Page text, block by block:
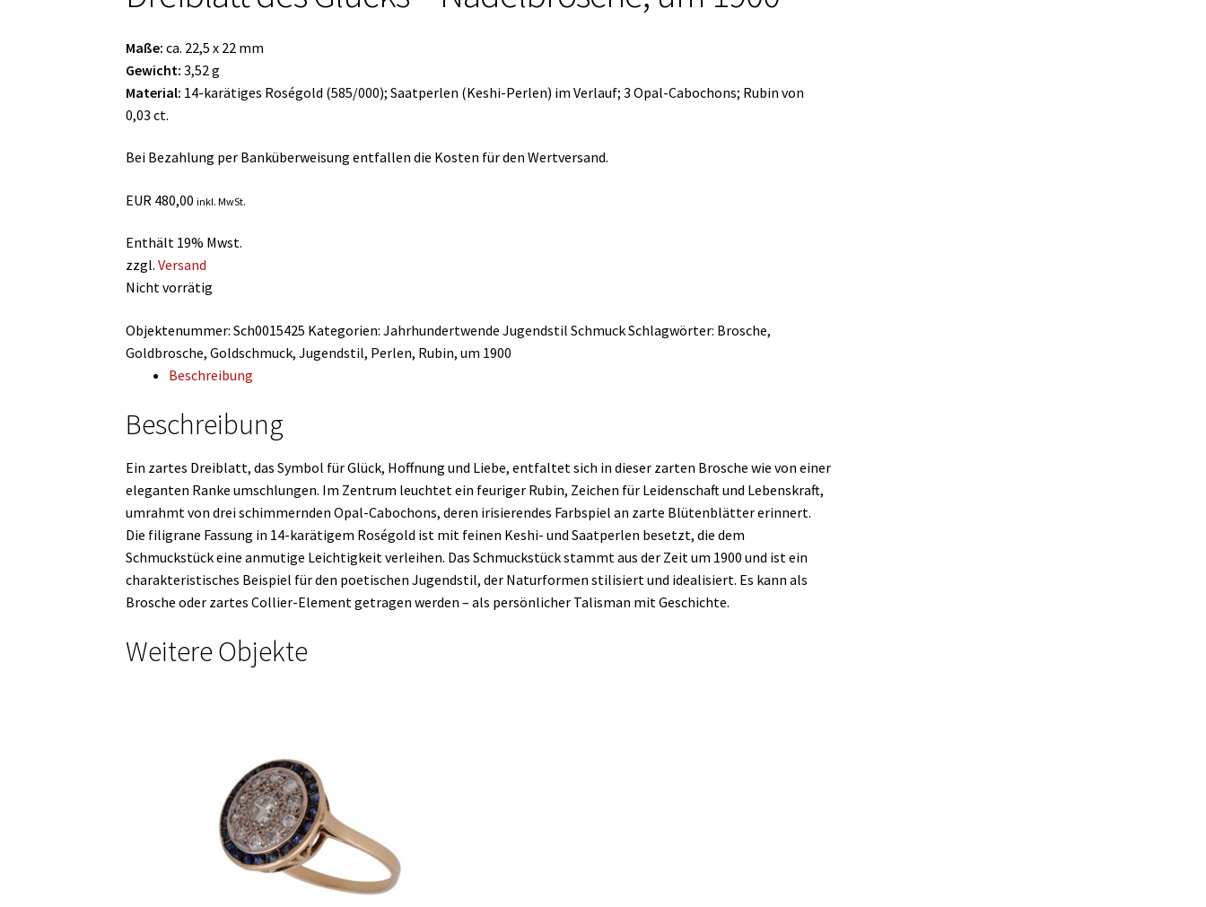
Maße: ca. 22,5 x 22 mm
Gewicht: 3,52 g
Material: 14-karätiges Roségold (585/000); Saatperlen (Keshi-Perlen) im Verlauf; 3 Opal-Cabochons; Rubin von
0,03 ct.
Bei Bezahlung per Banküberweisung entfallen die Kosten für den Wertversand.
EUR 480,00 inkl. MwSt.
Enthält 19% Mwst.
zzgl.Versand
Nicht vorrätig
Objektenummer:Sch0015425 Kategorien:Jahrhundertwende Jugendstil SchmuckSchlagwörter: Brosche,
Goldbrosche,Goldschmuck,Jugendstil, Perlen, Rubin,um 1900
Beschreibung
Beschreibung
Ein zartes Dreiblatt, das Symbol für Glück, Hoffnung und Liebe, entfaltet sich in dieser zarten Brosche wie von einer
eleganten Ranke umschlungen. Im Zentrum leuchtet ein feuriger Rubin, Zeichen für Leidenschaft und Lebenskraft,
umrahmt von drei schimmernden Opal-Cabochons, deren irisierendes Farbspiel an zarte Blütenblätter erinnert.
Die filigrane Fassung in 14-karätigem Roségold ist mit feinen Keshi- und Saatperlen besetzt, die dem
Schmuckstück eine anmutige Leichtigkeit verleihen. Das Schmuckstück stammt aus der Zeit um 1900 und ist ein
charakteristisches Beispiel für den poetischen Jugendstil, der Naturformen stilisiert und idealisiert. Es kann als
Brosche oder zartes Collier-Element getragen werden – als persönlicher Talisman mit Geschichte.
Weitere Objekte